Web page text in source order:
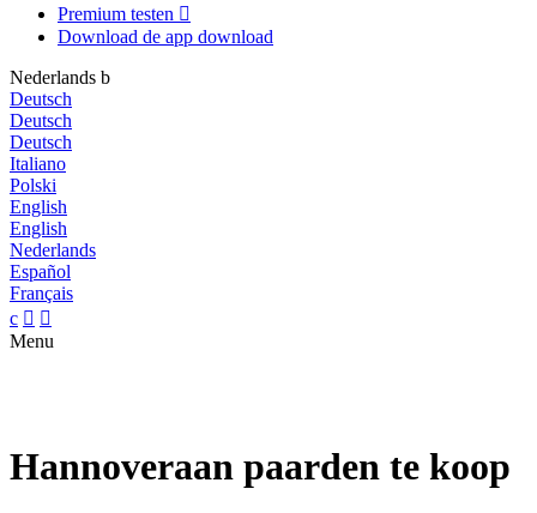
Premium testen 
Download de app download
Nederlands b
Deutsch
Deutsch
Deutsch
Italiano
Polski
English
English
Nederlands
Español
Français
c  
Menu
Hannoveraan paarden te koop